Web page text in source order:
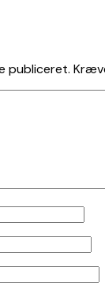
publiceret.